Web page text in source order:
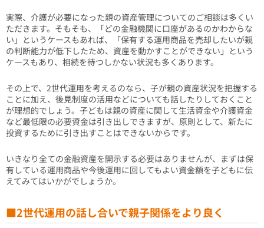
実際、介護が必要になった親の資産管理についてのご相談は多くい
ただきます。そもそも、「どの金融機関に口座があるのかわからな
い」というケースもあれば、「保有する運用商品を売却したいが親
の判断能力が低下したため、資産を動かすことができない」という
ケースもあり、相続を待つしかない状況も多くあります。
その上で、2世代運用を考えるのなら、子が親の資産状況を把握する
ことに加え、後見制度の活用などについても話したりしておくこと
が理想的でしょう。子どもは親の資産に関して生活資金や介護資金
など最低限の必要資金は引き出しできますが、原則として、新たに
投資するために引き出すことはできないからです。
いきなり全ての金融資産を開示する必要はありませんが、まずは保
有している運用商品や今後運用に回してもよい資金額を子どもに伝
えてみてはいかがでしょうか。
■2世代運用の話し合いで親子関係をより良く